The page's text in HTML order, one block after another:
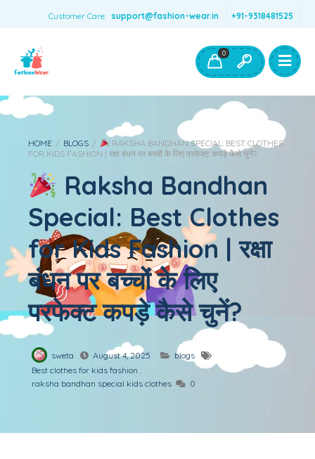
Customer Care: support@fashion-wear.in +91-9318481525
Boys Clothing- Fashion Wear
Toys & Accessories
0
HOME / BLOGS /
RAKSHA BANDHAN SPECIAL: BEST CLOTHES
FOR KIDS FASHION | रक्षा बंधन पर बच्चों के लिए परफेक्ट कपड़े कैसे चुनें?
Raksha Bandhan
Special: Best Clothes
for Kids Fashion | रक्षा
बंधन पर बच्चों के लिए
परफेक्ट कपड़े कैसे चुनें?
sweta August 4, 2025
blogs
Best clothes for kids fashion ,
raksha bandhan special kids clothes
0